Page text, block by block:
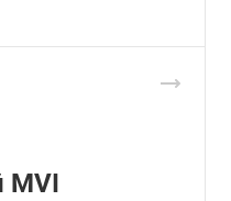
MVI